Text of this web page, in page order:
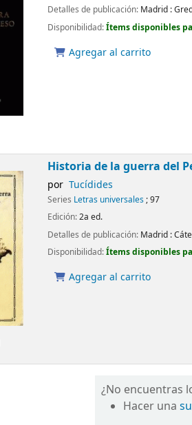
Detalles de publicación: Madrid :
Disponibilidad:Ítems disponibles
Agregar al carrito
Historia de la guerra del
por Tucídides
Series Letras universales; 97
Edición:2a ed.
Detalles de publicación: Madrid :
Disponibilidad:Ítems disponibles
Agregar al carrito
¿No encuentras
Hacer una